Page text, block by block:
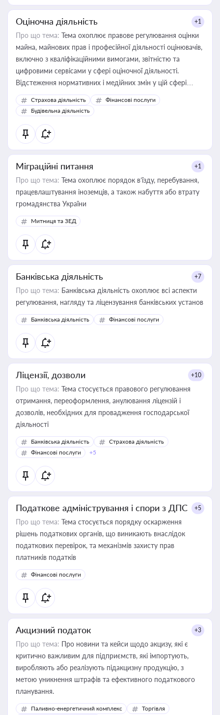
Оціночна діяльність +1
Про що тема: Тема охоплює правове регулювання оцінки
майна, майнових прав і професійної діяльності оцінювачів,
включно з кваліфікаційними вимогами, звітністю та
цифровими сервісами у сфері оціночної діяльності.
Відстеження нормативних і медійних змін у цій сфері
корисне для власника бізнесу, керівника, юриста або
бухгалтера під час оподаткування, приватизації, оренди
державного майна, корпоративних угод і перевірки
статусу суб'єктів оціночної діяльності
Страхова діяльність
Фінансові послуги
Будівельна діяльність
Міграційні питання +1
Про що тема: Тема охоплює порядок в’їзду, перебування,
працевлаштування іноземців, а також набуття або втрату
громадянства України
Митниця та ЗЕД
Банківська діяльність +7
Про що тема: Банківська діяльність охоплює всі аспекти
регулювання, нагляду та ліцензування банківських установ
Банківська діяльність Фінансові послуги
Ліцензії, дозволи +10
Про що тема: Тема стосується правового регулювання
отримання, переоформлення, анулювання ліцензій і
дозволів, необхідних для провадження господарської
діяльності
Банківська діяльність
Страхова діяльність
Фінансові послуги
+5
Податкове адміністрування і спори з ДПС +5
Про що тема: Тема стосується порядку оскарження
рішень податкових органів, що виникають внаслідок
податкових перевірок, та механізмів захисту прав
платників податків
Фінансові послуги
Акцизний податок +3
Про що тема: Про новини та кейси щодо акцизу, які є
критично важливим для підприємств, які імпортують,
виробляють або реалізують підакцизну продукцію, з
метою уникнення штрафів та ефективного податкового
планування.
Паливно-енергетичний комплекс
Торгівля